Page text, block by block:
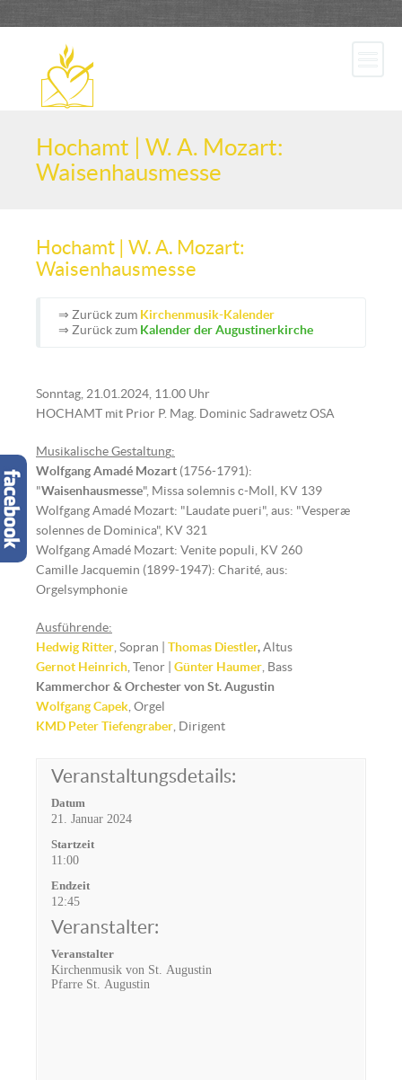
Hochamt | W. A. Mozart:
Waisenhausmesse
Hochamt | W. A. Mozart:
Waisenhausmesse
⇒ Zurück zum Kirchenmusik-Kalender
⇒ Zurück zum Kalender der Augustinerkirche
Sonntag, 21.01.2024, 11.00 Uhr
HOCHAMT mit Prior P. Mag. Dominic Sadrawetz OSA
Musikalische Gestaltung:
Wolfgang Amadé Mozart (1756-1791):
"Waisenhausmesse", Missa solemnis c-Moll, KV 139
Wolfgang Amadé Mozart: "Laudate pueri", aus: "Vesperæ
solennes de Dominica", KV 321
Wolfgang Amadé Mozart: Venite populi, KV 260
Camille Jacquemin (1899-1947): Charité, aus:
Orgelsymphonie
Ausführende:
Hedwig Ritter , Sopran | Thomas Diestler,Altus
Gernot Heinrich , Tenor | Günter Haumer , Bass
Kammerchor & Orchester von St. Augustin
Wolfgang Capek , Orgel
KMD Peter Tiefengraber , Dirigent
Veranstaltungsdetails:
Datum
21. Januar 2024
Startzeit
11:00
Endzeit
12:45
Veranstalter:
Veranstalter
Kirchenmusik von St. Augustin
Pfarre St. Augustin